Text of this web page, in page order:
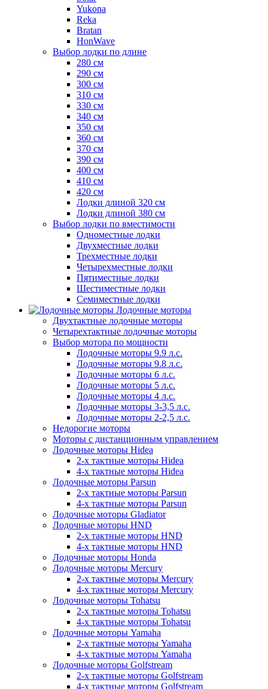
Yukona
Reka
Bratan
HonWave
Выбор лодки по длине
280 см
290 см
300 см
310 см
330 см
340 см
350 см
360 см
370 см
390 см
400 см
410 см
420 см
Лодки длиной 320 см
Лодки длиной 380 см
Выбор лодки по вместимости
Одноместные лодки
Двухместные лодки
Трехместные лодки
Четырехместные лодки
Пятиместные лодки
Шестиместные лодки
Семиместные лодки
Лодочные моторы
Двухтактные лодочные моторы
Четырехтактные лодочные моторы
Выбор мотора по мощности
Лодочные моторы 9.9 л.с.
Лодочные моторы 9.8 л.с.
Лодочные моторы 6 л.с.
Лодочные моторы 5 л.с.
Лодочные моторы 4 л.с.
Лодочные моторы 3-3,5 л.с.
Лодочные моторы 2-2,5 л.с.
Недорогие моторы
Моторы с дистанционным управлением
Лодочные моторы Hidea
2-х тактные моторы Hidea
4-х тактные моторы Hidea
Лодочные моторы Parsun
2-х тактные моторы Parsun
4-х тактные моторы Parsun
Лодочные моторы Gladiator
Лодочные моторы HND
2-х тактные моторы HND
4-х тактные моторы HND
Лодочные моторы Honda
Лодочные моторы Mercury
2-х тактные моторы Mercury
4-х тактные моторы Mercury
Лодочные моторы Tohatsu
2-х тактные моторы Tohatsu
4-х тактные моторы Tohatsu
Лодочные моторы Yamaha
2-х тактные моторы Yamaha
4-х тактные моторы Yamaha
Лодочные моторы Golfstream
2-х тактные моторы Golfstream
4-х тактные моторы Golfstream